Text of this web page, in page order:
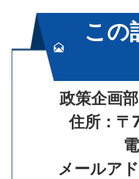
この
政策企画
住所：〒
メールア